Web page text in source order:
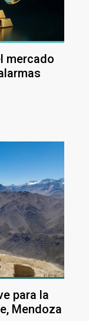
mercado
para la
Mendoza